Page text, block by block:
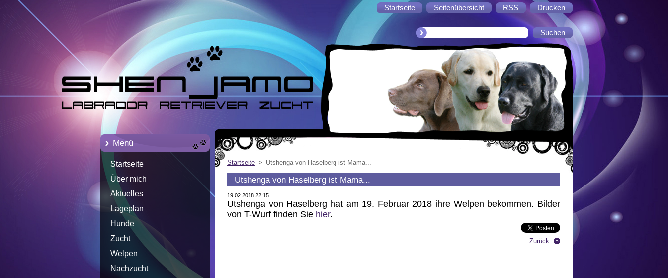
Startseite Seitenübersicht RSS Drucken
Menü
Startseite
Über mich
Aktuelles
Lageplan
Hunde
Zucht
Welpen
Nachzucht
Startseite > Utshenga von Haselberg ist Mama...
Utshenga von Haselberg ist Mama...
19.02.2018 22:15
Utshenga von Haselberg hat am 19. Februar 2018 ihre Welpen bekommen. Bilder
von T-Wurf finden Sie hier.
Zurück